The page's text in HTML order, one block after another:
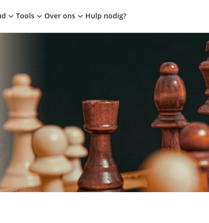
Tools Over ons Hulp nodig?